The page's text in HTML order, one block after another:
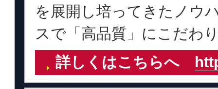
を展開し培ってきたノウ
スで「高品質」にこだわ
詳しくはこちらへ